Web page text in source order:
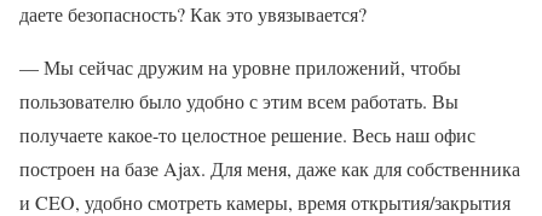
даете безопасность? Как это увязывается?
— Мы сейчас дружим на уровне приложений, чтобы
пользователю было удобно с этим всем работать. Вы
получаете какое-то целостное решение. Весь наш офис
построен на базе Ajax. Для меня, даже как для собственника
и CEO, удобно смотреть камеры, время открытия/закрытия